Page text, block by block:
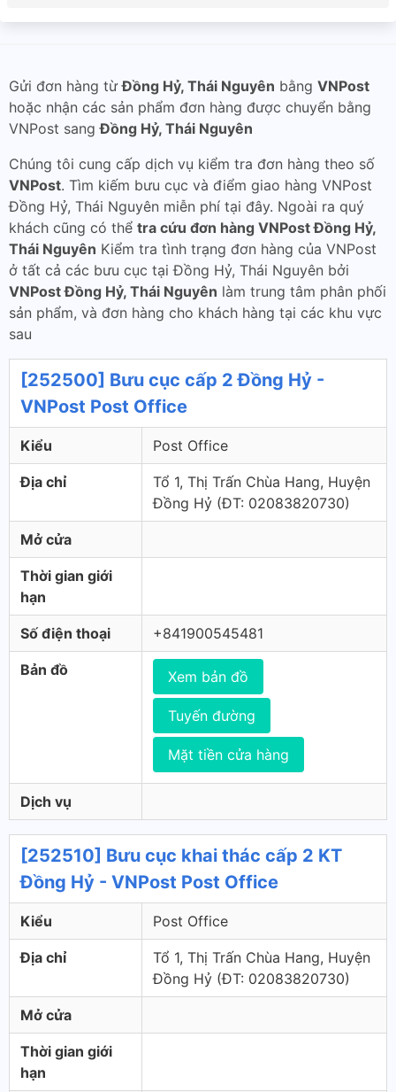
Gửi đơn hàng từĐồng Hỷ, Thái Nguyên bằng VNPost
hoặc nhận các sản phẩm đơn hàng được chuyển bằng
VNPost sangĐồng Hỷ, Thái Nguyên
Chúng tôi cung cấp dịch vụ kiểm tra đơn hàng theo số
VNPost. Tìm kiếm bưu cục và điểm giao hàng VNPost
Đồng Hỷ, Thái Nguyên miễn phí tại đây. Ngoài ra quý
khách cũng có thể tra cứu đơn hàng VNPost Đồng Hỷ,
Thái Nguyên Kiểm tra tình trạng đơn hàng của VNPost
ở tất cả các bưu cục tại Đồng Hỷ, Thái Nguyên bởi
VNPost Đồng Hỷ, Thái Nguyên làm trung tâm phân phối
sản phẩm, và đơn hàng cho khách hàng tại các khu vực
sau
[252500] Bưu cục cấp 2 Đồng Hỷ -
VNPost Post Office
Kiểu Post Office
Địa chỉ
Tổ 1, Thị Trấn Chùa Hang, Huyện
Đồng Hỷ (ÐT: 02083820730)
Mở cửa
Thời gian giới
hạn
Số điện thoại +841900545481
Bản đồ Xem bản đồ
Tuyến đường
Mặt tiền cửa hàng
Dịch vụ
[252510] Bưu cục khai thác cấp 2 KT
Đồng Hỷ - VNPost Post Office
Kiểu Post Office
Địa chỉ
Tổ 1, Thị Trấn Chùa Hang, Huyện
Đồng Hỷ (ÐT: 02083820730)
Mở cửa
Thời gian giới
hạn